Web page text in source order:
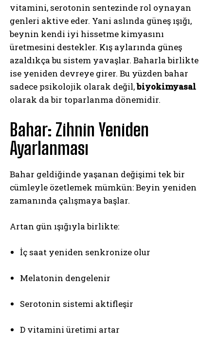
vitamini, serotonin sentezinde rol oynayan
genleri aktive eder. Yani aslında güneş ışığı,
beynin kendi iyi hissetme kimyasını
üretmesini destekler. Kış aylarında güneş
azaldıkça bu sistem yavaşlar. Baharla birlikte
ise yeniden devreye girer. Bu yüzden bahar
sadece psikolojik olarak değil,biyokimyasal
olarak da bir toparlanma dönemidir.
Bahar: Zihnin Yeniden
Ayarlanması
Bahar geldiğinde yaşanan değişimi tek bir
cümleyle özetlemek mümkün: Beyin yeniden
zamanında çalışmaya başlar.
Artan gün ışığıyla birlikte:
İç saat yeniden senkronize olur
Melatonin dengelenir
Serotonin sistemi aktifleşir
D vitamini üretimi artar